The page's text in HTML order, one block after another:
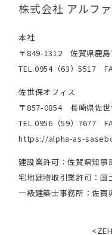
株式会社 アルフ
本社
〒849-1312 佐賀県鹿
TEL.0954（63）5517
佐世保オフィス
〒857-0854 長崎県佐世
TEL.0956（59）7677
https://alpha-as-
建設業許可：佐賀県知事
宅地建物取引業許可：国
一級建築士事務所：佐